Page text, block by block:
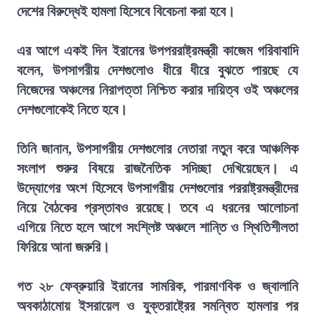
দেশের বিরুদ্ধেই হামলা হিসেবে বিবেচনা করা হবে।
এর আগে একই দিন ইরানের উপপররাষ্ট্রমন্ত্রী কাজেম গরিবাবাদি
বলেন, উপসাগরীয় দেশগুলোও ধীরে ধীরে বুঝতে পারছে যে
নিজেদের অঞ্চলের নিরাপত্তা নিশ্চিত করার দায়িত্ব ওই অঞ্চলের
দেশগুলোকেই নিতে হবে।
তিনি জানান, উপসাগরীয় দেশগুলোর নেতারা নতুন করে আঞ্চলিক
সংলাপ শুরুর বিষয়ে রাজনৈতিক সদিচ্ছা দেখিয়েছেন। এ
উদ্যোগের অংশ হিসেবে উপসাগরীয় দেশগুলোর পররাষ্ট্রমন্ত্রীদের
নিয়ে বৈঠকের প্রস্তাবও রয়েছে। তবে এ ধরনের আলোচনা
এগিয়ে নিতে হলে আগে সংশ্লিষ্ট অঞ্চলে শান্তি ও স্থিতিশীলতা
ফিরিয়ে আনা জরুরি।
গত ২৮ ফেব্রুয়ারি ইরানের সামরিক, পারমাণবিক ও জ্বালানি
অবকাঠামোয় ইসরায়েল ও যুক্তরাষ্ট্রের সমন্বিত হামলার পর